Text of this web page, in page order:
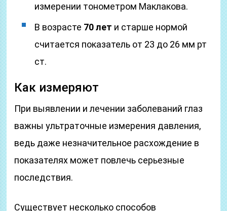
измерении тонометром Маклакова.
В возрасте 70 лет и старше нормой
считается показатель от 23 до 26 мм рт
ст.
Как измеряют
При выявлении и лечении заболеваний глаз
важны ультраточные измерения давления,
ведь даже незначительное расхождение в
показателях может повлечь серьезные
последствия.
Существует несколько способов